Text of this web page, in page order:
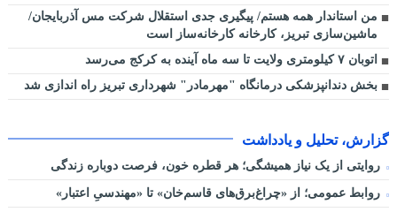
من استاندار همه هستم/ پیگیری جدی استقلال شرکت مس آذربایجان/
ماشین‌سازی تبریز، کارخانه کارخانه‌ساز است
اتوبان ۷ کیلومتری ولایت تا سه ماه آینده به کرکج می‌رسد
بخش دندانپزشکی درمانگاه "مهرمادر" شهرداری تبریز راه اندازی شد
گزارش، تحلیل و یادداشت
روایتی از یک نیاز همیشگی؛ هر قطره خون، فرصت دوباره زندگی
روابط عمومی؛ از «چراغ‌برق‌های قاسم‌خان» تا «مهندسیِ اعتبار»